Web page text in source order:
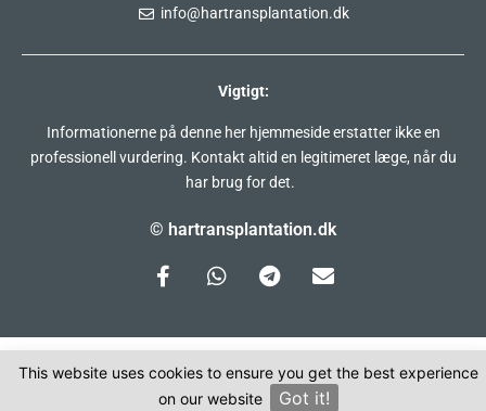
info@hartransplantation.dk
Vigtigt:
Informationerne på denne her hjemmeside erstatter ikke en
professionell vurdering. Kontakt altid en legitimeret læge, når du
har brug for det.
© hartransplantation.dk
This website uses cookies to ensure you get the best experience
on our website
Got it!